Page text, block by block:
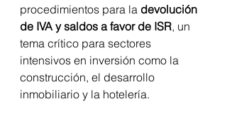
procedimientos para la devolución
de IVA y saldos a favor de ISR, un
tema crítico para sectores
intensivos en inversión como la
construcción, el desarrollo
inmobiliario y la hotelería.